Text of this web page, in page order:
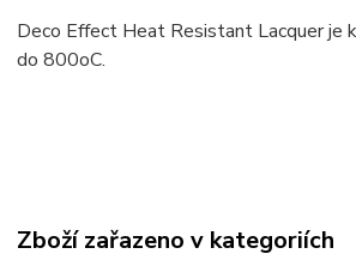
Deco Effect Heat Resistant Lacquer je
do 800oC.
Zboží zařazeno v kategoriích